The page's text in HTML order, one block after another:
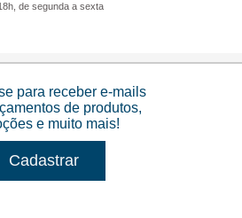
de segunda a sexta
para receber e-mails
de produtos,
e muito mais!
Cadastrar